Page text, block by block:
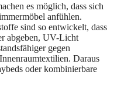
es möglich, dass sich
anfühlen.
sind so entwickelt, dass
abgeben, UV-Licht
gegen
Daraus
oder kombinierbare